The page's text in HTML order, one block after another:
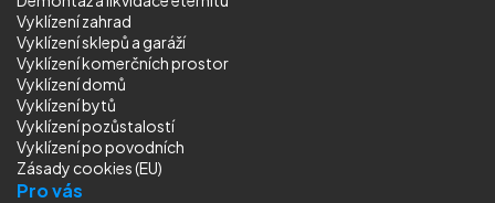
Vyklízení zahrad
Vyklízení sklepů a garáží
Vyklízení komerčních prostor
Vyklízení domů
Vyklízení bytů
Vyklízení pozůstalostí
Vyklízenípo povodních
Zásady cookies (EU)
Pro vás